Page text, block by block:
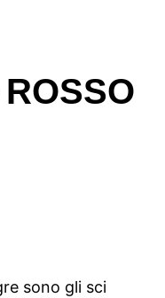
sono gli sci